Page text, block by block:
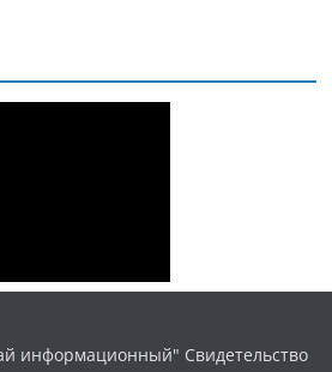
информационный" Свидетельство